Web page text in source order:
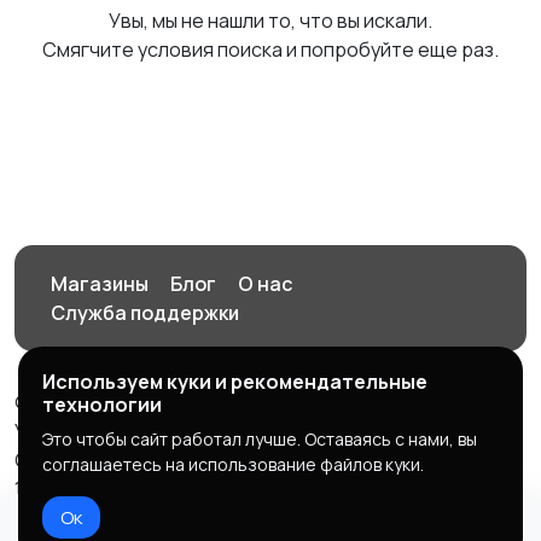
Увы, мы не нашли то, что вы искали.
Смягчите условия поиска и попробуйте еще раз.
Магазины Блог
О нас
Служба поддержки
© 2026 Орен-АЙ - Авто | Недвижимость | Работа |
Услуги
Создал Карусов Е.С ООО "ЦПК" ИНН 5609203278 ОГРН
1235600008841
Правила сервиса
Используем куки и рекомендательные
технологии
Это чтобы сайт работал лучше. Оставаясь с нами, вы
соглашаетесь на использование файлов куки.
Ок